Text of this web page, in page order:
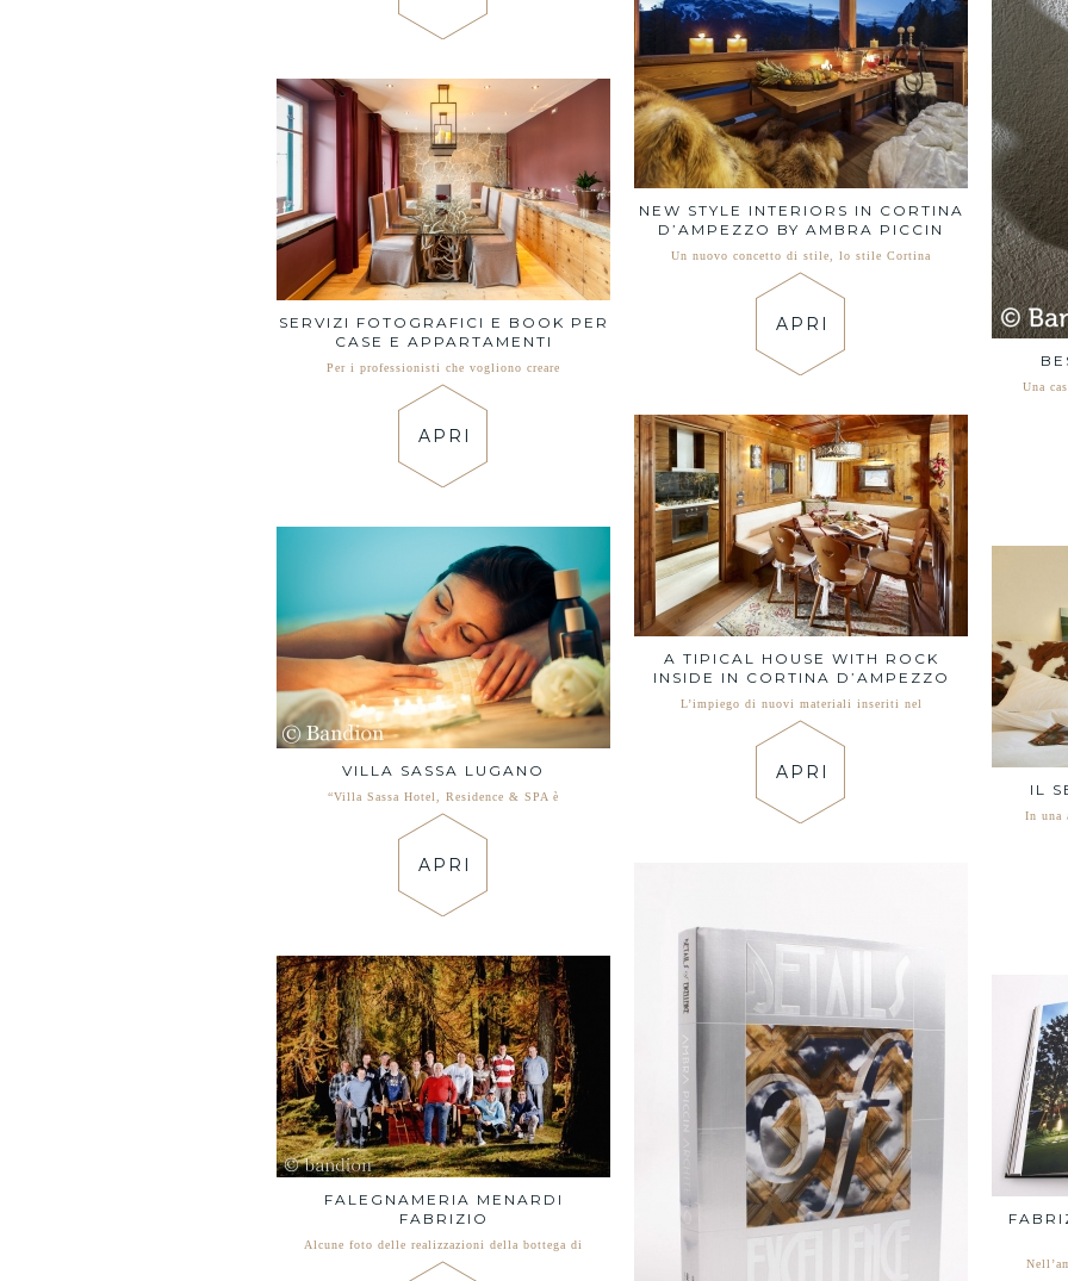
Una
NEW STYLE INTERIORS IN CORTINA
D’AMPEZZO BY AMBRA PICCIN
Un nuovo concetto di stile, lo stile Cortina
APRI
SERVIZI FOTOGRAFICI E BOOK PER
CASE E APPARTAMENTI
Per i professionisti che vogliono creare
APRI
A TIPICAL HOUSE WITH ROCK
INSIDE IN CORTINA D’AMPEZZO
L’impiego di nuovi materiali inseriti nel
APRI
VILLA SASSA LUGANO
“Villa Sassa Hotel, Residence & SPA è
APRI
IL
In una
FALEGNAMERIA MENARDI
FABRIZIO
Alcune foto delle realizzazioni della bottega di